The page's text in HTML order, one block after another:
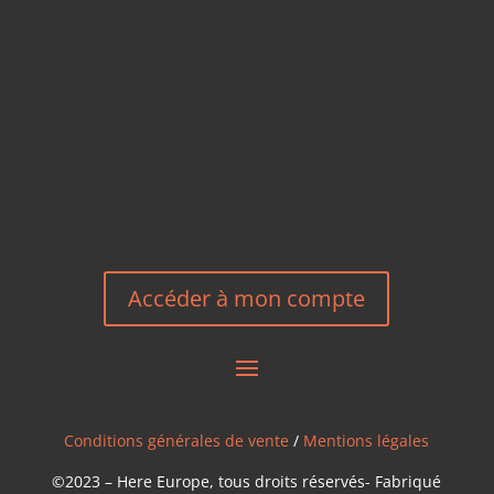
Accéder à mon compte
Conditions générales de vente / Mentions légales
©2023 – Here Europe, tous droits réservés- Fabriqué